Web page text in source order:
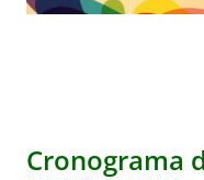
Cronograma